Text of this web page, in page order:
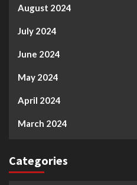
August 2024
July 2024
June 2024
May 2024
April 2024
March 2024
Categories